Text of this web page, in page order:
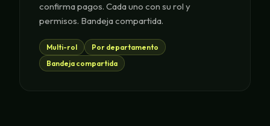
confirma pagos. Cada uno con su rol y
permisos. Bandeja compartida.
Multi-rol
Por departamento
Bandeja compartida